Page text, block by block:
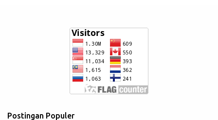
Postingan Populer